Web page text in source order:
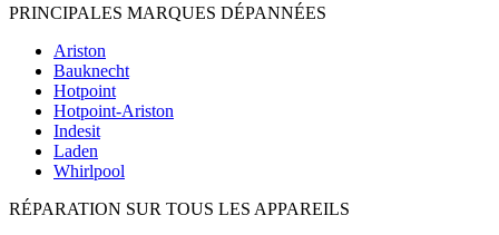
PRINCIPALES MARQUES DÉPANNÉES
Ariston
Bauknecht
Hotpoint
Hotpoint-Ariston
Indesit
Laden
Whirlpool
RÉPARATION SUR TOUS LES APPAREILS